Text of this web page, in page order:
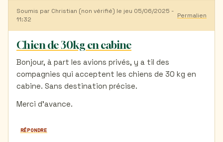
Soumis par Christian (non vérifié) le jeu 05/06/2025 -
11:32
Permalien
Chien de 30kg en cabine
Bonjour, à part les avions privés, y a til des
compagnies qui acceptent les chiens de 30 kg en
cabine. Sans destination précise.
Merci d'avance.
RÉPONDRE